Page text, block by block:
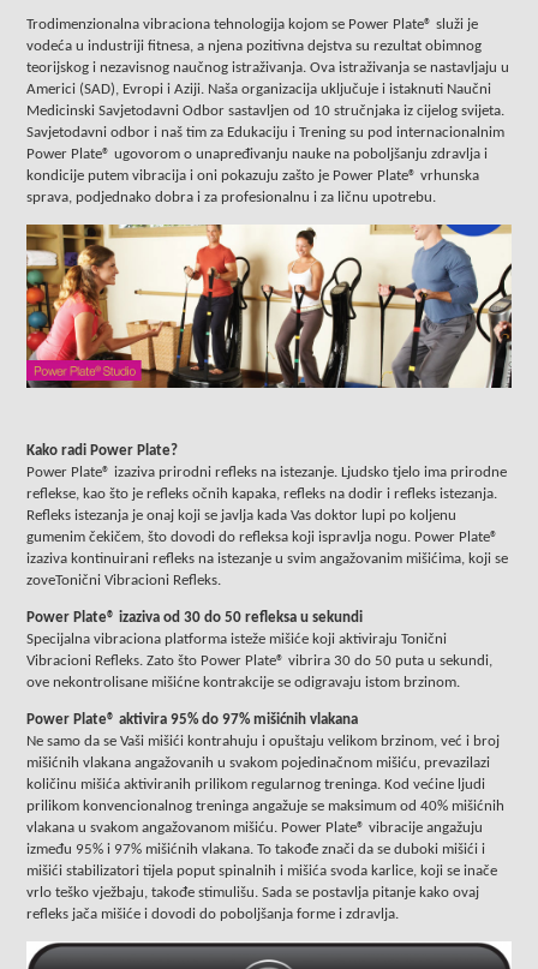
Trodimenzionalna vibraciona tehnologija kojom se Power Plate® služi je
vodeća u industriji fitnesa, a njena pozitivna dejstva su rezultat obimnog
teorijskog i nezavisnog naučnog istraživanja. Ova istraživanja se nastavljaju u
Americi (SAD), Evropi i Aziji. Naša organizacija uključuje i istaknuti Naučni
Medicinski Savjetodavni Odbor sastavljen od 10 stručnjaka iz cijelog svijeta.
Savjetodavni odbor i naš tim za Edukaciju i Trening su pod internacionalnim
Power Plate® ugovorom o unapređivanju nauke na poboljšanju zdravlja i
kondicije putem vibracija i oni pokazuju zašto je Power Plate® vrhunska
sprava, podjednako dobra i za profesionalnu i za ličnu upotrebu.
Kako radi Power Plate?
Power Plate® izaziva prirodni refleks na istezanje. Ljudsko tjelo ima prirodne
reflekse, kao što je refleks očnih kapaka, refleks na dodir i refleks istezanja.
Refleks istezanja je onaj koji se javlja kada Vas doktor lupi po koljenu
gumenim čekičem, što dovodi do refleksa koji ispravlja nogu. Power Plate®
izaziva kontinuirani refleks na istezanje u svim angažovanim mišićima, koji se
zoveTonični Vibracioni Refleks.
Power Plate® izaziva od 30 do 50 refleksa u sekundi
Specijalna vibraciona platforma isteže mišiće koji aktiviraju Tonični
Vibracioni Refleks. Zato što Power Plate® vibrira 30 do 50 puta u sekundi,
ove nekontrolisane mišićne kontrakcije se odigravaju istom brzinom.
Power Plate® aktivira 95% do 97% mišićnih vlakana
Ne samo da se Vaši mišići kontrahuju i opuštaju velikom brzinom, već i broj
mišićnih vlakana angažovanih u svakom pojedinačnom mišiću, prevazilazi
količinu mišića aktiviranih prilikom regularnog treninga. Kod većine ljudi
prilikom konvencionalnog treninga angažuje se maksimum od 40% mišićnih
vlakana u svakom angažovanom mišiću. Power Plate® vibracije angažuju
između 95% i 97% mišićnih vlakana. To takođe znači da se duboki mišići i
mišići stabilizatori tijela poput spinalnih i mišića svoda karlice, koji se inače
vrlo teško vježbaju, takođe stimulišu. Sada se postavlja pitanje kako ovaj
refleks jača mišiće i dovodi do poboljšanja forme i zdravlja.